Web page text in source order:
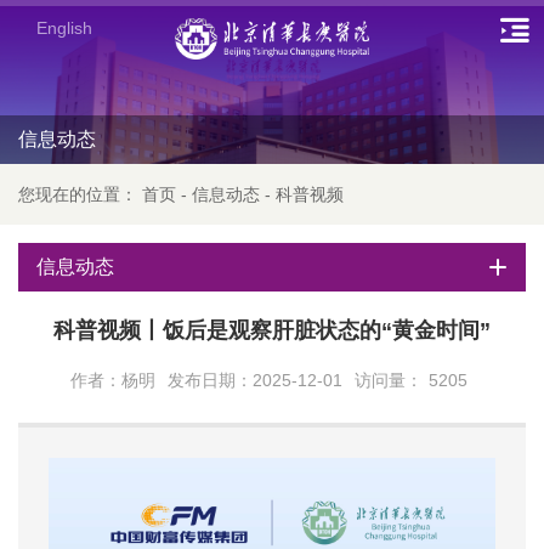
English
信息动态
您现在的位置： 首页 - 信息动态 - 科普视频
信息动态
科普视频丨饭后是观察肝脏状态的“黄金时间”
作者：杨明 发布日期：2025-12-01 访问量： 5205